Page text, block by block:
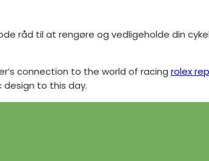
råd til at rengøre og vedligeholde din
connection to the world of racing rolex
to this day.